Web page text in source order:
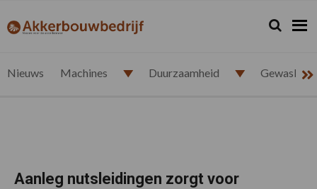
de
de
de
de
akkerbouwbedrijf.nl Zoeken...
Zoek
Nieuws Machines Duurzaamheid
Aanleg nutsleidingen zorgt voor